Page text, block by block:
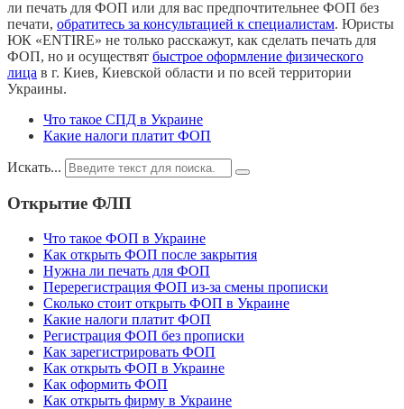
ли печать для ФОП или для вас предпочтительнее ФОП без
печати, обратитесь за консультацией к специалистам. Юристы
ЮК «ENTIRE» не только расскажут, как сделать печать для
ФОП, но и осуществят быстрое оформление физического
лица в г. Киев, Киевской области и по всей территории
Украины.
Что такое СПД в Украине
Какие налоги платит ФОП
Искать...
Открытие ФЛП
Что такое ФОП в Украине
Как открыть ФОП после закрытия
Нужна ли печать для ФОП
Перерегистрация ФОП из-за смены прописки
Сколько стоит открыть ФОП в Украине
Какие налоги платит ФОП
Регистрация ФОП без прописки
Как зарегистрировать ФОП
Как открыть ФОП в Украине
Как оформить ФОП
Как открыть фирму в Украине